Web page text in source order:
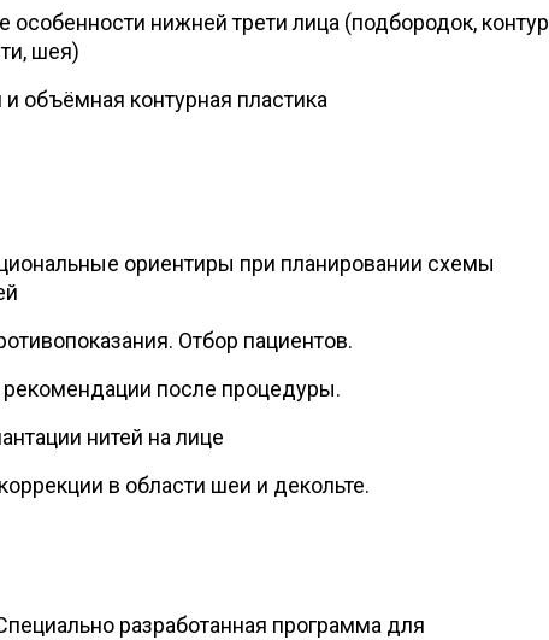
особенности нижней трети лица (подбородок, контур
шея)
объёмная контурная пластика
ориентиры при планировании схемы
Отбор пациентов.
после процедуры.
нитей на лице
в области шеи и декольте.
разработанная программа для